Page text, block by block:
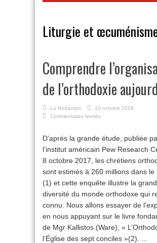
Liturgie et
Comprendre
de l’orthodoxie
La Rédaction
10 octobre 2018
Commentaires fermés
de
l’orthodoxie
D’après la grande étude, publiée
l’institut américain Pew Research
8 octobre 2017, les chrétiens
sont estimés à 260 millions dans le
(1) et cette enquête illustre la
diversité du monde orthodoxe qui
connu. Nous allons essayer de
en nous appuyant sur le livre
de Mgr Kallistos (Ware), «
l’Église des sept conciles »(2). ...